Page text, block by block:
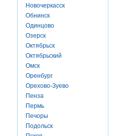
Новочеркасск
Обнинск
Одинцово
Озерск
Октябрьск
Октябрьский
Омск
Оренбург
Орехово-Зуево
Пенза
Пермь
Печоры
Подольск